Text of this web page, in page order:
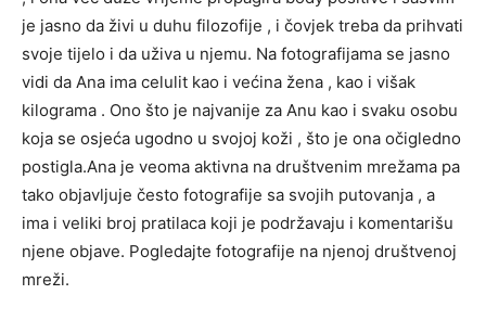
je jasno da živi u duhu filozofije , i čovjek treba da prihvati
svoje tijelo i da uživa u njemu. Na fotografijama se jasno
vidi da Ana ima celulit kao i većina žena , kao i višak
kilograma . Ono što je najvanije za Anu kao i svaku osobu
koja se osjeća ugodno u svojoj koži , što je ona očigledno
postigla.Ana je veoma aktivna na društvenim mrežama pa
tako objavljuje često fotografije sa svojih putovanja , a
ima i veliki broj pratilaca koji je podržavaju i komentarišu
njene objave. Pogledajte fotografije na njenoj društvenoj
mreži.